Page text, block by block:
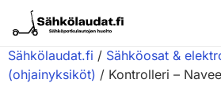
Sähkölaudat.fi / Sähköosat &
(ohjainyksiköt) / Kontrolleri –